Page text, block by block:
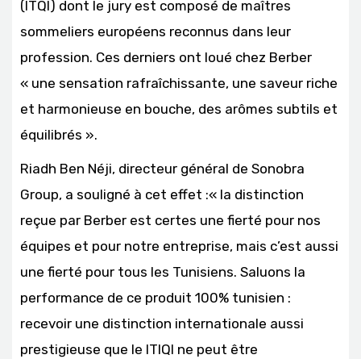
(ITQI) dont le jury est composé de maîtres
sommeliers européens reconnus dans leur
profession. Ces derniers ont loué chez Berber
« une sensation rafraîchissante, une saveur riche
et harmonieuse en bouche, des arômes subtils et
équilibrés ».
Riadh Ben Néji, directeur général de Sonobra
Group, a souligné à cet effet :« la distinction
reçue par Berber est certes une fierté pour nos
équipes et pour notre entreprise, mais c’est aussi
une fierté pour tous les Tunisiens. Saluons la
performance de ce produit 100% tunisien :
recevoir une distinction internationale aussi
prestigieuse que le ITIQI ne peut être